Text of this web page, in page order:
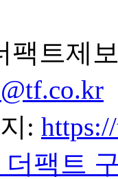
팩트제
:
더팩트